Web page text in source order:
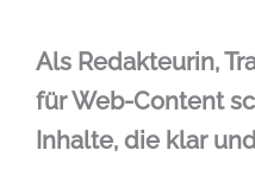
Als Redakteurin,
für Web-Content
Inhalte, die klar